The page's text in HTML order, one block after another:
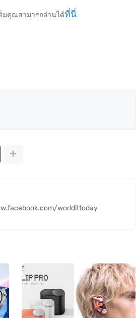
มคุณสามารถอ่านได้ที่นี่
worldittoday